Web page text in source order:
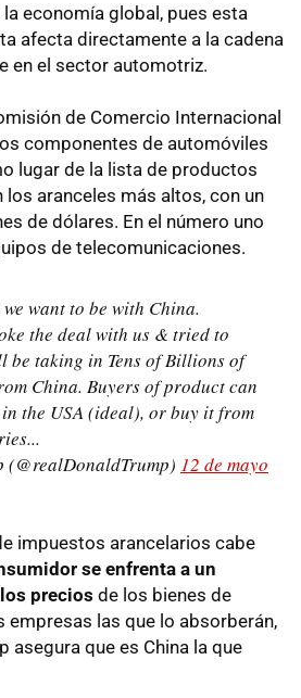
economía global, pues esta
afecta directamente a la cadena
en el sector automotriz.
de Comercio Internacional
componentes de automóviles
lugar de la lista de productos
aranceles más altos, con un
de dólares. En el número uno
de telecomunicaciones.
want to be with China.
the deal with us & tried to
be taking in Tens of Billions of
China. Buyers of product can
in the USA (ideal), or buy it from
12 de mayo
impuestos arancelarios cabe
se enfrenta a un
precios de los bienes de
empresas las que lo absorberán,
asegura que es China la que